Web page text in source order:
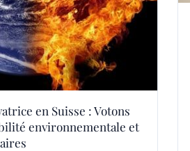
en Suisse : Votons
environnementale et